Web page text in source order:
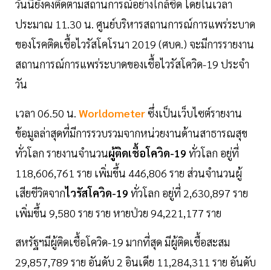
วันนี้ยังคงติดตามสถานการณ์อย่างใกล้ชิด โดยในเวลา
ประมาณ 11.30 น. ศูนย์บริหารสถานการณ์การแพร่ระบาด
ของโรคติดเชื้อไวรัสโคโรนา 2019 (ศบค.) จะมีการรายงาน
สถานการณ์การแพร่ระบาดของเชื้อไวรัสโควิด-19 ประจำ
วัน
เวลา 06.50 น. Worldometerซึ่งเป็นเว็บไซต์รายงาน
ข้อมูลล่าสุดที่มีการรวบรวมจากหน่วยงานด้านสาธารณสุข
ทั่วโลก รายงานจำนวนผู้ติดเชื้อโควิด-19 ทั่วโลก อยู่ที่
118,606,761 ราย เพิ่มขึ้น 446,806 ราย ส่วนจำนวนผู้
เสียชีวิตจากไวรัสโควิด-19 ทั่วโลก อยู่ที่ 2,630,897 ราย
เพิ่มขึ้น 9,580 ราย ราย หายป่วย 94,221,177 ราย
สหรัฐฯมีผู้ติดเชื้อโควิด-19 มากที่สุด มีผู้ติดเชื้อสะสม
29,857,789 ราย อันดับ 2 อินเดีย 11,284,311 ราย อันดับ